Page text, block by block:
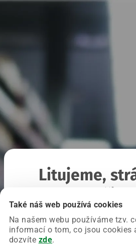
Také náš web používá cookies
Na našem webu používáme tzv.
informací o tom, co jsou cookies
dozvíte zde.
Litujeme,
Chyba nastala na naší straně
Zkuste prosím znovu načíst